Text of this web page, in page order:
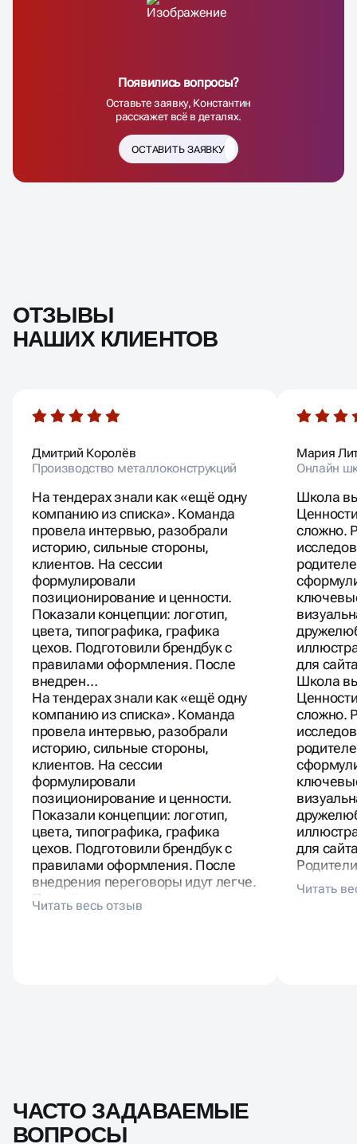
Появились вопросы?
Оставьте заявку, Константин
расскажет всё в деталях.
ОСТАВИТЬ ЗАЯВКУ
ОТЗЫВЫ
НАШИХ КЛИЕНТОВ
Дмитрий Королёв
Производство металлоконструкций
На тендерах знали как «ещё одну
компанию из списка». Команда
провела интервью, разобрали
историю, сильные стороны,
клиентов. На сессии
формулировали
позиционирование и ценности.
Показали концепции: логотип,
цвета, типографика, графика
цехов. Подготовили брендбук с
правилами оформления. После
внедрен…
На тендерах знали как «ещё одну
компанию из списка». Команда
провела интервью, разобрали
историю, сильные стороны,
клиентов. На сессии
формулировали
позиционирование и ценности.
Показали концепции: логотип,
цвета, типографика, графика
цехов. Подготовили брендбук с
правилами оформления. После
внедрения переговоры идут легче.
Партнёры отмечают, что проще
презентовать руководству.
Мария
Онлайн
Школа
сложно.
для
Школа
сложно.
для
«нашла
ЧАСТО ЗАДАВАЕМЫЕ
ВОПРОСЫ